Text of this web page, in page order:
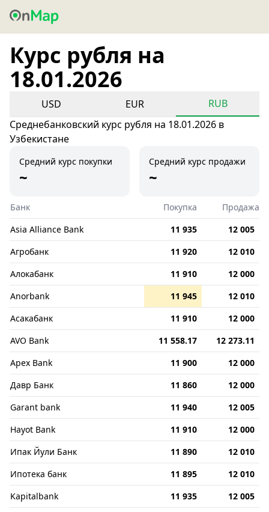
Курс рубля на
18.01.2026
USD EUR
RUB
Среднебанковский курс рубля на 18.01.2026 в
Узбекистане
Средний курс покупки
~
Средний курс продажи
~
Банк Покупка
Продажа
Asia Alliance Bank
11 935
12 005
Агробанк
11 920
12 010
Алокабанк
11 910
12 000
Anorbank
11 945
12 010
Асакабанк
11 910
12 000
AVO Bank
11 558.17
12 273.11
Apex Bank
11 900
12 000
Давр Банк
11 860
12 000
Garant bank
11 940
12 005
Hayot Bank
11 910
12 000
Ипак Йули Банк
11 890
12 010
Ипотека банк
11 895
12 010
Kapitalbank
11 935
12 005